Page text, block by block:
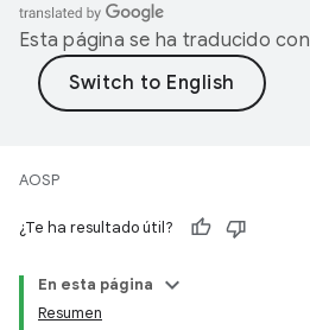
Esta página se ha traducido con
AOSP
¿Te ha resultado útil?
En esta página
Resumen